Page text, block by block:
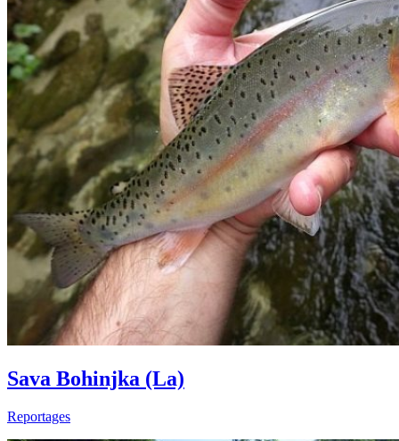
Sava Bohinjka (La)
Reportages